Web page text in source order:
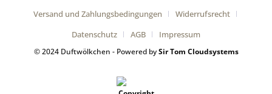
Versand und Zahlungsbedingungen
Widerrufsrecht
Datenschutz
AGB Impressum
© 2024 Duftwölkchen - Powered bySir Tom Cloudsystems